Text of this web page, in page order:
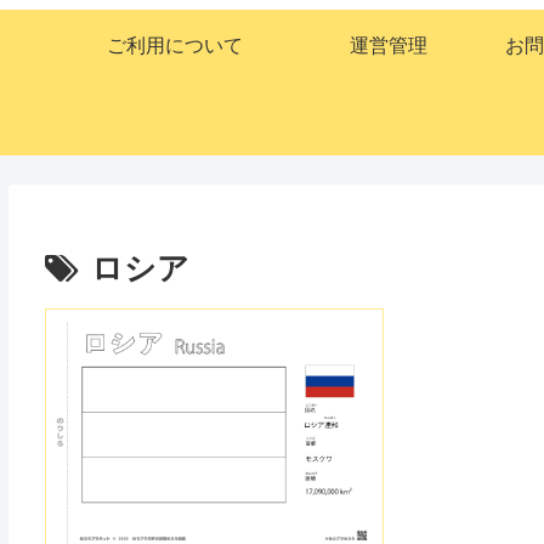
ご利用について 運営管理 お
ロシア